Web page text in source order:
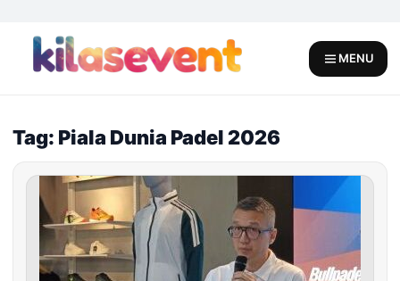
content
MENU
Tag: Piala Dunia Padel 2026